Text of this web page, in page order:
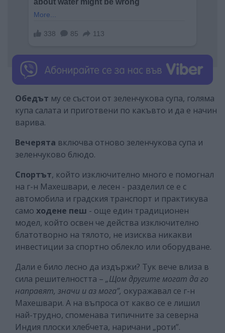
Обедът му се състои от зеленчукова супа, голяма
купа салата и приготвени по какъвто и да е начин
варива.
Вечерята включва отново зеленчукова супа и
зеленчуково блюдо.
Спортът, който изключително много е помогнал
на г-н Махешвари, е лесен - разделил се е с
автомобила и градския транспорт и практикува
само ходене пеш - още един традиционен
модел, който освен че действа изключително
блатотворно на тялото, не изисква никакви
инвестиции за спортно облекло или оборудване.
Дали е било лесно да издържи? Тук вече влиза в
сила решителността – „Щом другите могат да го
направят, значи и аз мога”, окуражавал се г-н
Махешвари. А на въпроса от какво се е лишил
най-трудно, споменава типичните за северна
Индия плоски хлебчета, наричани „роти”.